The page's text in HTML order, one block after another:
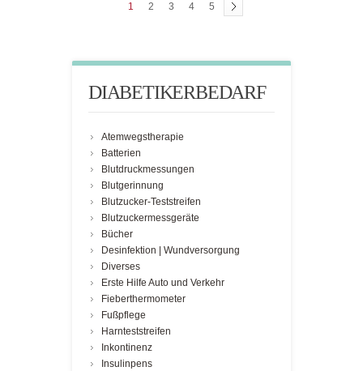
1 2 3 4 5
DIABETIKERBEDARF
Atemwegstherapie
Batterien
Blutdruckmessungen
Blutgerinnung
Blutzucker-Teststreifen
Blutzuckermessgeräte
Bücher
Desinfektion | Wundversorgung
Diverses
Erste Hilfe Auto und Verkehr
Fieberthermometer
Fußpflege
Harnteststreifen
Inkontinenz
Insulinpens